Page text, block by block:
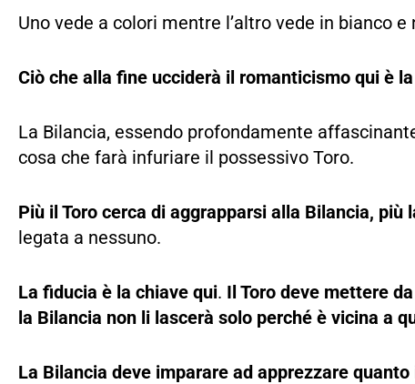
Uno vede a colori mentre l’altro vede in bianco e
Ciò che alla fine ucciderà il romanticismo qui è
La Bilancia, essendo profondamente
cosa che farà infuriare il possessivo Toro.
Più il Toro cerca di aggrapparsi alla Bilancia, più
legata a nessuno.
La fiducia è la chiave qui. Il Toro deve mettere
la Bilancia non li lascerà solo perché è vicina a
La Bilancia deve imparare ad apprezzare